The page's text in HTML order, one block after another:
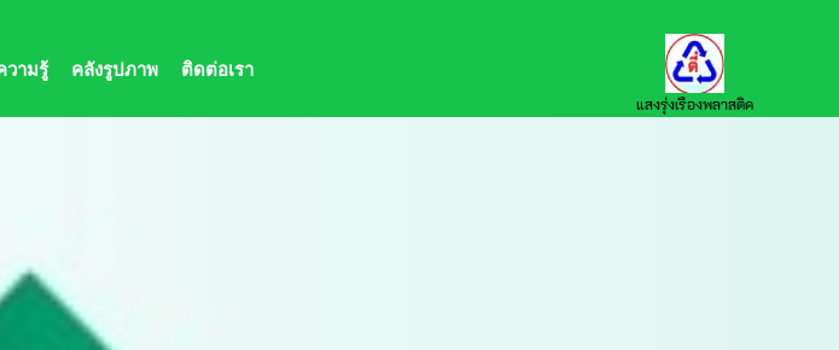
วามรู้ คลังรูปภาพ ติดต่อเรา